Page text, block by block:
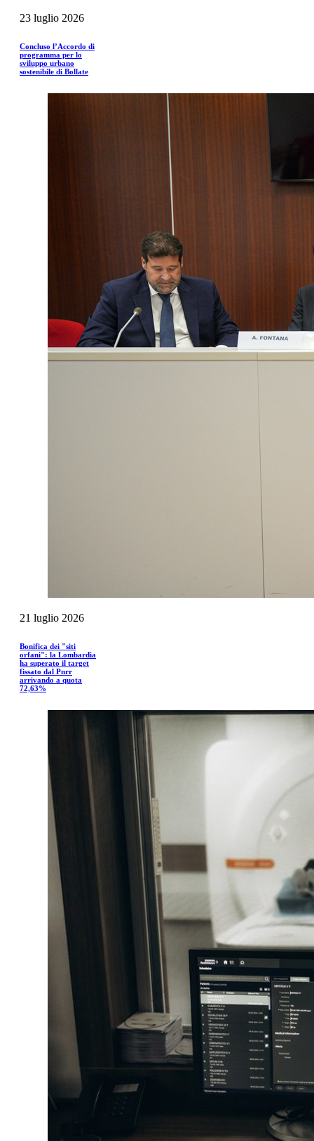
23 luglio 2026
Concluso l’Accordo di
programma per lo
sviluppo urbano
sostenibile di Bollate
21 luglio 2026
Bonifica dei "siti
orfani": la Lombardia
ha superato il target
fissato dal Pnrr
arrivando a quota
72,63%